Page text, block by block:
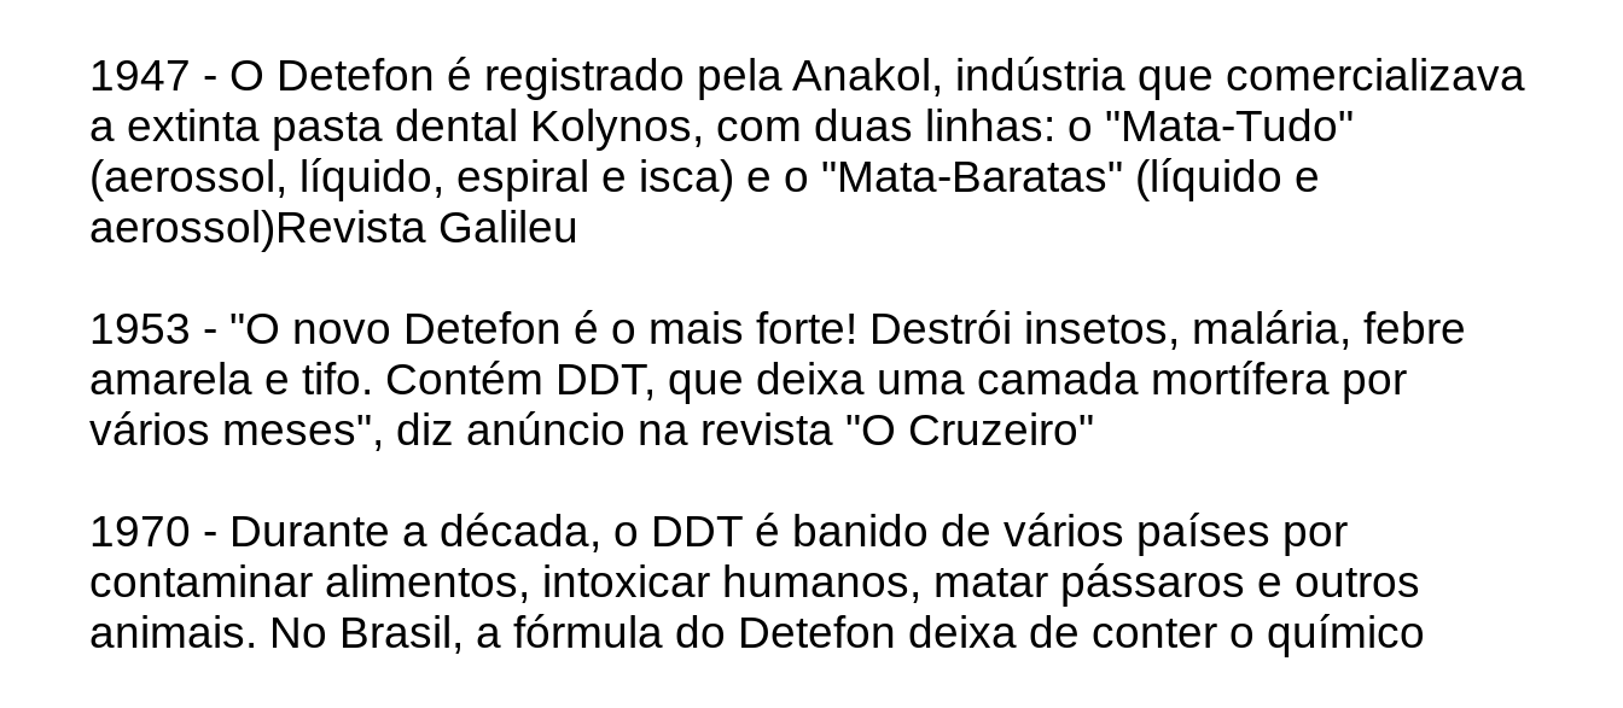
1947 - O Detefon é registrado pela Anakol, indústria que comercializava
a extinta pasta dental Kolynos, com duas linhas: o "Mata-Tudo"
(aerossol, líquido, espiral e isca) e o "Mata-Baratas" (líquido e
aerossol)Revista Galileu
1953 - "O novo Detefon é o mais forte! Destrói insetos, malária, febre
amarela e tifo. Contém DDT, que deixa uma camada mortífera por
vários meses", diz anúncio na revista "O Cruzeiro"
1970 - Durante a década, o DDT é banido de vários países por
contaminar alimentos, intoxicar humanos, matar pássaros e outros
animais. No Brasil, a fórmula do Detefon deixa de conter o químico